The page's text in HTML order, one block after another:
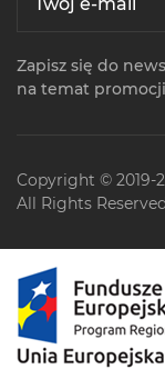
Zapisz się do
na temat
Copyright © 2019-
All Rights